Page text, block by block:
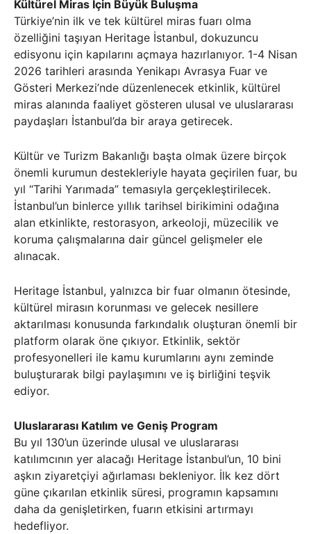
Kültürel Miras İçin Büyük Buluşma
Türkiye’nin ilk ve tek kültürel miras fuarı olma
özelliğini taşıyan Heritage İstanbul, dokuzuncu
edisyonu için kapılarını açmaya hazırlanıyor. 1-4 Nisan
2026 tarihleri arasında Yenikapı Avrasya Fuar ve
Gösteri Merkezi’nde düzenlenecek etkinlik, kültürel
miras alanında faaliyet gösteren ulusal ve uluslararası
paydaşları İstanbul’da bir araya getirecek.
Kültür ve Turizm Bakanlığı başta olmak üzere birçok
önemli kurumun destekleriyle hayata geçirilen fuar, bu
yıl “Tarihi Yarımada” temasıyla gerçekleştirilecek.
İstanbul’un binlerce yıllık tarihsel birikimini odağına
alan etkinlikte, restorasyon, arkeoloji, müzecilik ve
koruma çalışmalarına dair güncel gelişmeler ele
alınacak.
Heritage İstanbul, yalnızca bir fuar olmanın ötesinde,
kültürel mirasın korunması ve gelecek nesillere
aktarılması konusunda farkındalık oluşturan önemli bir
platform olarak öne çıkıyor. Etkinlik, sektör
profesyonelleri ile kamu kurumlarını aynı zeminde
buluşturarak bilgi paylaşımını ve iş birliğini teşvik
ediyor.
Uluslararası Katılım ve Geniş Program
Bu yıl 130’un üzerinde ulusal ve uluslararası
katılımcının yer alacağı Heritage İstanbul’un, 10 bini
aşkın ziyaretçiyi ağırlaması bekleniyor. İlk kez dört
güne çıkarılan etkinlik süresi, programın kapsamını
daha da genişletirken, fuarın etkisini artırmayı
hedefliyor.